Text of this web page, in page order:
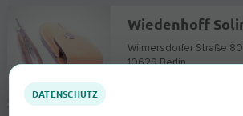
Wilmersdorfer Straße 80
10629 Berlin
DATENSCHUTZ